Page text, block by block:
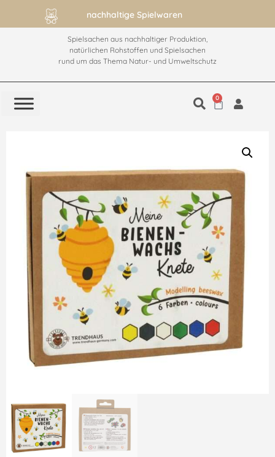
nachhaltige Spielwaren
Spielsachen aus nachhaltiger Produktion,
natürlichen Rohstoffen und Spielsachen
rund um das Thema Natur- und Umweltschutz
0